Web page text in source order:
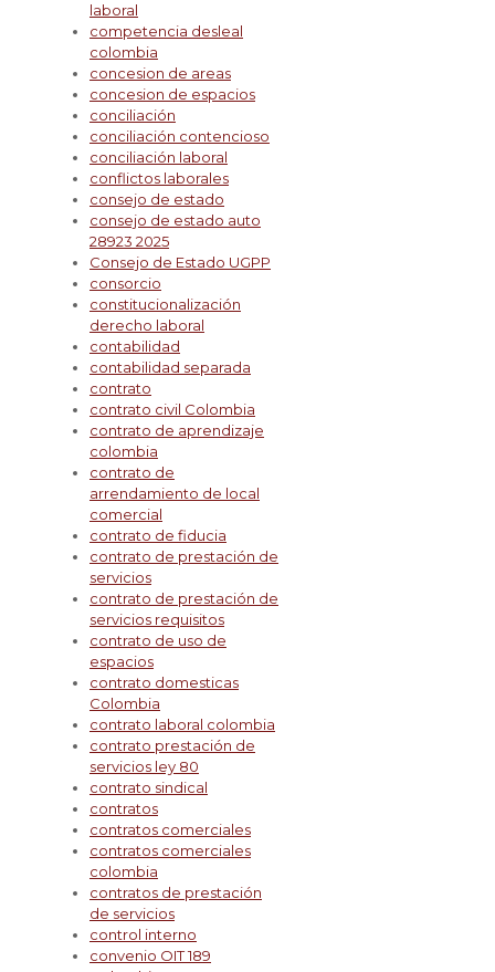
laboral
competencia desleal
colombia
concesion de areas
concesion de espacios
conciliación
conciliación contencioso
conciliación laboral
conflictos laborales
consejo de estado
consejo de estado auto
28923 2025
Consejo de Estado UGPP
consorcio
constitucionalización
derecho laboral
contabilidad
contabilidad separada
contrato
contrato civil Colombia
contrato de aprendizaje
colombia
contrato de
arrendamiento de local
comercial
contrato de fiducia
contrato de prestación de
servicios
contrato de prestación de
servicios requisitos
contrato de uso de
espacios
contrato domesticas
Colombia
contrato laboral colombia
contrato prestación de
servicios ley 80
contrato sindical
contratos
contratos comerciales
contratos comerciales
colombia
contratos de prestación
de servicios
control interno
convenio OIT 189